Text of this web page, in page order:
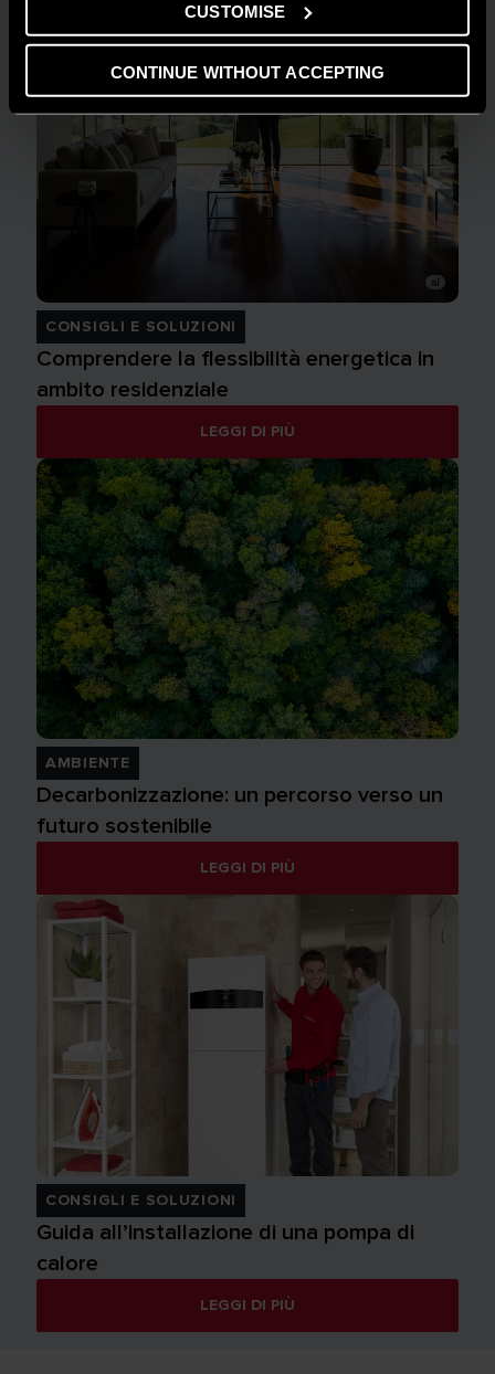
CUSTOMISE
CONTINUE WITHOUT ACCEPTING
CONSIGLI E SOLUZIONI
Comprendere la flessibilità energetica in
ambito residenziale
LEGGI DI PIÙ
AMBIENTE
Decarbonizzazione: un percorso verso un
futuro sostenibile
LEGGI DI PIÙ
CONSIGLI E SOLUZIONI
Guida all’installazione di una pompa di
calore
LEGGI DI PIÙ